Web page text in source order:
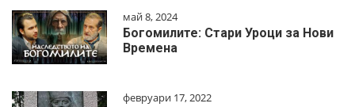
май 8, 2024
Богомилите: Стари Уроци за Нови
Времена
февруари 17, 2022